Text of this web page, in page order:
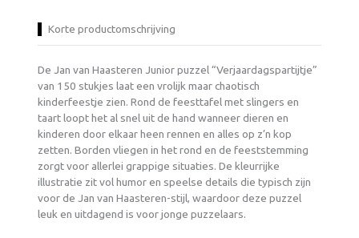
Korte productomschrijving
De Jan van Haasteren Junior puzzel “Verjaardagspartijtje”
van 150 stukjes laat een vrolijk maar chaotisch
kinderfeestje zien. Rond de feesttafel met slingers en
taart loopt het al snel uit de hand wanneer dieren en
kinderen door elkaar heen rennen en alles op z’n kop
zetten. Borden vliegen in het rond en de feeststemming
zorgt voor allerlei grappige situaties. De kleurrijke
illustratie zit vol humor en speelse details die typisch zijn
voor de Jan van Haasteren-stijl, waardoor deze puzzel
leuk en uitdagend is voor jonge puzzelaars.